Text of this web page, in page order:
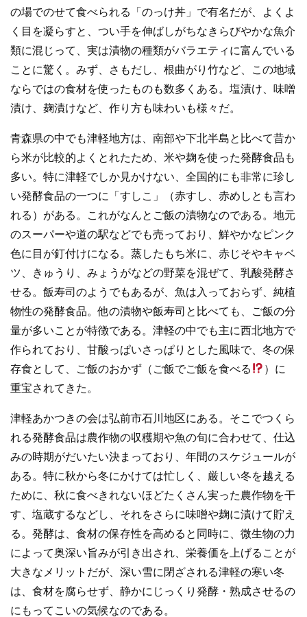
の場でのせて食べられる「のっけ丼」で有名だが、よくよ
く目を凝らすと、つい手を伸ばしがちなきらびやかな魚介
類に混じって、実は漬物の種類がバラエティに富んでいる
ことに驚く。みず、さもだし、根曲がり竹など、この地域
ならではの食材を使ったものも数多くある。塩漬け、味噌
漬け、麹漬けなど、作り方も味わいも様々だ。
青森県の中でも津軽地方は、南部や下北半島と比べて昔か
ら米が比較的よくとれたため、米や麹を使った発酵食品も
多い。特に津軽でしか見かけない、全国的にも非常に珍し
い発酵食品の一つに「すしこ」（赤すし、赤めしとも言わ
れる）がある。これがなんとご飯の漬物なのである。地元
のスーパーや道の駅などでも売っており、鮮やかなピンク
色に目が釘付けになる。蒸したもち米に、赤じそやキャベ
ツ、きゅうり、みょうがなどの野菜を混ぜて、乳酸発酵さ
せる。飯寿司のようでもあるが、魚は入っておらず、純植
物性の発酵食品。他の漬物や飯寿司と比べても、ご飯の分
量が多いことが特徴である。津軽の中でも主に西北地方で
作られており、甘酸っぱいさっぱりとした風味で、冬の保
存食として、ご飯のおかず（ご飯でご飯を食べる
）に
重宝されてきた。
津軽あかつきの会は弘前市石川地区にある。そこでつくら
れる発酵食品は農作物の収穫期や魚の旬に合わせて、仕込
みの時期がだいたい決まっており、年間のスケジュールが
ある。特に秋から冬にかけては忙しく、厳しい冬を越える
ために、秋に食べきれないほどたくさん実った農作物を干
す、塩蔵するなどし、それをさらに味噌や麹に漬けて貯え
る。発酵は、食材の保存性を高めると同時に、微生物の力
によって奥深い旨みが引き出され、栄養価を上げることが
大きなメリットだが、深い雪に閉ざされる津軽の寒い冬
は、食材を腐らせず、静かにじっくり発酵・熟成させるの
にもってこいの気候なのである。